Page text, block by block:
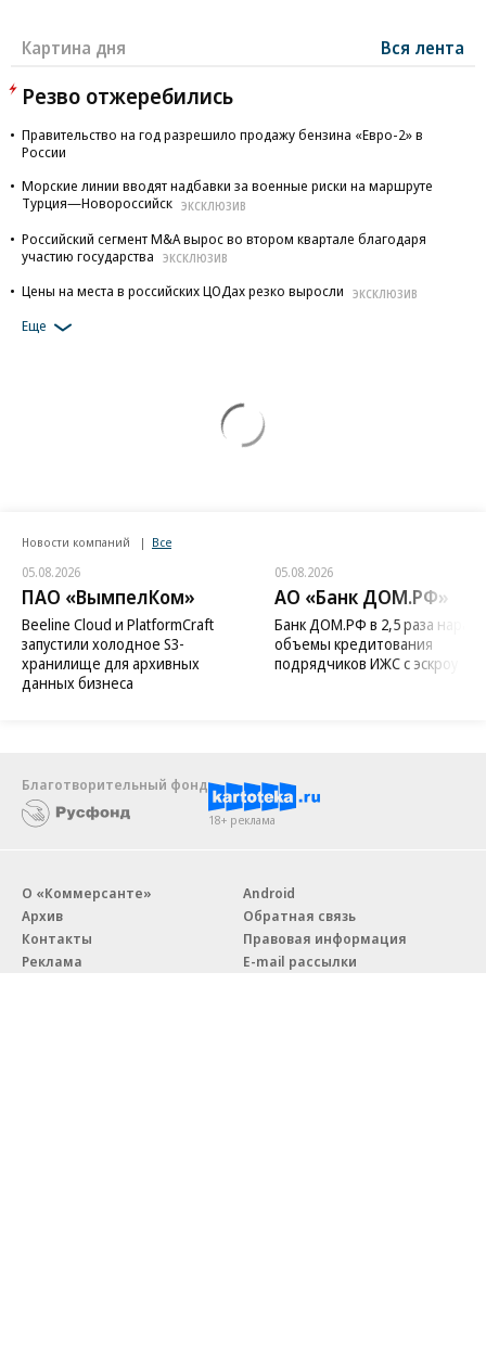
Картина дня Вся лента
Резво отжеребились
Правительство на год разрешило продажу бензина «Евро-2» в
России
Морские линии вводят надбавки за военные риски на маршруте
Турция—Новороссийск ЭКСКЛЮЗИВ
Российский сегмент M&A вырос во втором квартале благодаря
участию государства
ЭКСКЛЮЗИВ
Цены на места в российских ЦОДах резко выросли ЭКСКЛЮЗИВ
Еще
Новости компаний Все
05.08.2026
ПАО «ВымпелКом»
Beeline Cloud и PlatformCraft
запустили холодное S3-
хранилище для архивных
данных бизнеса
05.08.2026
АО «Банк ДОМ.РФ»
Банк ДОМ.РФ в 2,5 раза
объемы кредитования
подрядчиков ИЖС с эскроу
Благотворительный фонд
18+ реклама
О «Коммерсанте»
Архив
Контакты
Реклама
Android
Обратная связь
Правовая информация
E-mail рассылки